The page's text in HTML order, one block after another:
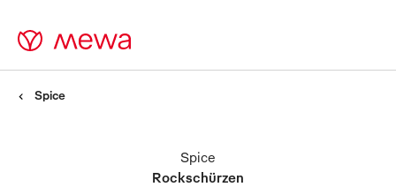
Spice
Rockschürzen
Spice